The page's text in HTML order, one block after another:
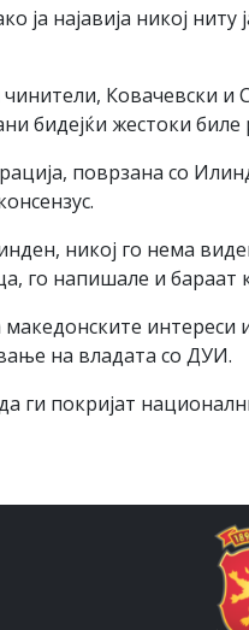
ја најавија никој
Ковачевски и
бидејќи жестоки
поврзана со
никој го нема
го напишале и бараат
на владата со ДУИ.
ги покријат